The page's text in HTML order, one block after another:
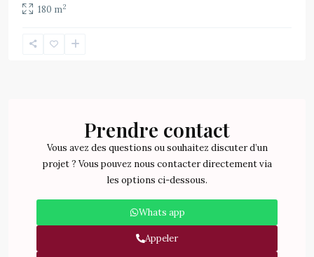
180 m2
Prendre contact
Vous avez des questions ou souhaitez discuter d’un
projet ? Vous pouvez nous contacter directement via
les options ci-dessous.
Whats app
Appeler